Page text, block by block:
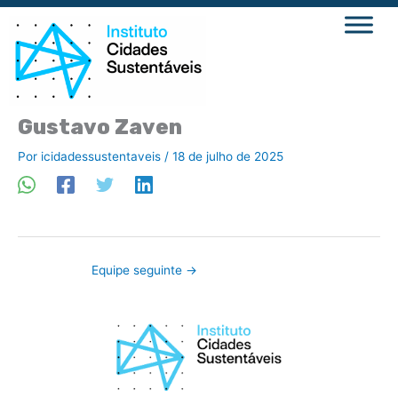
Ir
para
conteúdo
Gustavo Zaven
Por icidadessustentaveis / 18 de julho de 2025
Equipe seguinte →